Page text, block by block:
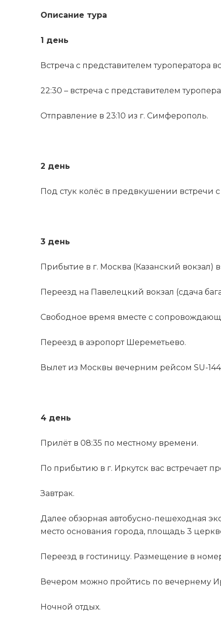
Описание тура
1 день
Встреча с представителем туроператора
22:30 – встреча с представителем
Отправление в 23:10 из г. Симферополь.
2 день
Под стук колёс в предвкушении встречи
3 день
Прибытие в г. Москва (Казанский вокзал)
Переезд на Павелецкий вокзал (сдача
Свободное время вместе с
Переезд в аэропорт Шереметьево.
Вылет из Москвы вечерним рейсом SU-
4 день
Прилёт в 08:35 по местному времени.
По прибытию в г. Иркутск вас встречает
Завтрак.
Далее обзорная автобусно-пешеходная
место основания города, площадь 3
Переезд в гостиницу. Размещение в
Вечером можно пройтись по вечернему
Ночной отдых.